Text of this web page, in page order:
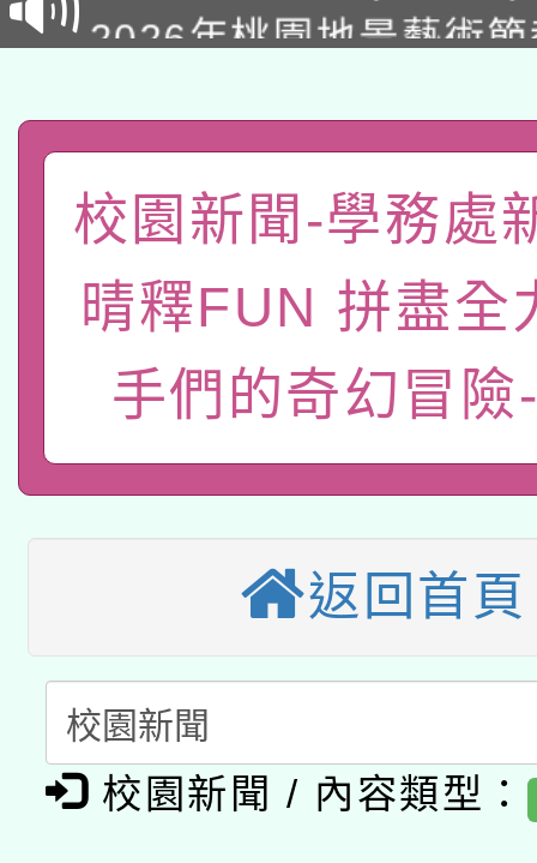
用水績優單位及節水達
桃園市孔廟祈福系列
2026年桃園地景藝術
關事宜
轉知教育部國民及學前
國立臺灣師範大學辦理
年度健康促進學校輔導
業成長研習」實施計畫
函轉國家教育研究院中
原住民族教育政策研討
族教育國際趨勢與發展
新北市政府教育局辦理
師專業成長研習實施
方素養工作坊新北場」
函轉國立臺灣師範大學
族語言臺北學習中心
「族語學習班」招生簡
轉知有關國立成功大學
年度COVID-19疫苗接
接種對象擴大為「滿6
接種之民眾」措施，延
月28日止
轉知經濟部水利署委託
業技術研究院辦理「
動」
115年8月22日(星期六
桃園市孔廟祈福系列
開 智慧啟航」
2026年桃園地景藝術
「2026桃園藝術巡演
關事宜
轉知教育部國民及學前
國立臺灣師範大學辦
函轉國家教育研究院中
校園新聞-學務處
晴釋FUN 拼盡全
手們的奇幻冒險
返回首頁
校園新聞 / 內容類型：